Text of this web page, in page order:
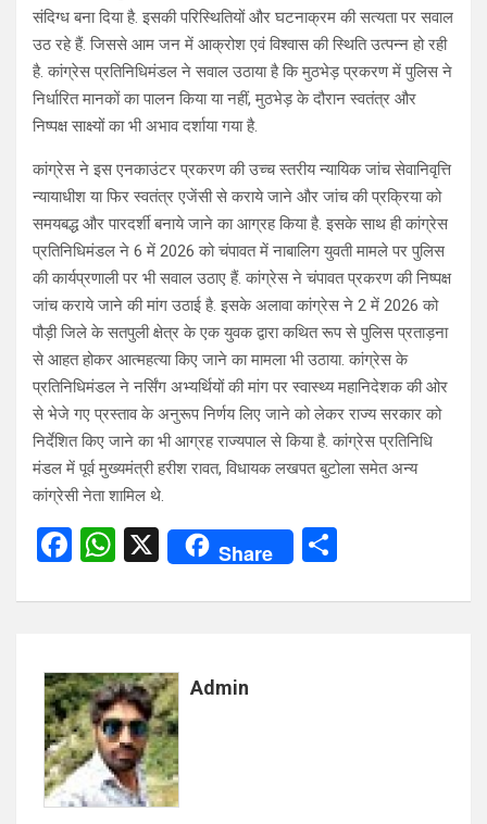
संदिग्ध बना दिया है. इसकी परिस्थितियों और घटनाक्रम की सत्यता पर सवाल
उठ रहे हैं. जिससे आम जन में आक्रोश एवं विश्वास की स्थिति उत्पन्न हो रही
है. कांग्रेस प्रतिनिधिमंडल ने सवाल उठाया है कि मुठभेड़ प्रकरण में पुलिस ने
निर्धारित मानकों का पालन किया या नहीं, मुठभेड़ के दौरान स्वतंत्र और
निष्पक्ष साक्ष्यों का भी अभाव दर्शाया गया है.
कांग्रेस ने इस एनकाउंटर प्रकरण की उच्च स्तरीय न्यायिक जांच सेवानिवृत्ति
न्यायाधीश या फिर स्वतंत्र एजेंसी से कराये जाने और जांच की प्रक्रिया को
समयबद्ध और पारदर्शी बनाये जाने का आग्रह किया है. इसके साथ ही कांग्रेस
प्रतिनिधिमंडल ने 6 में 2026 को चंपावत में नाबालिग युवती मामले पर पुलिस
की कार्यप्रणाली पर भी सवाल उठाए हैं. कांग्रेस ने चंपावत प्रकरण की निष्पक्ष
जांच कराये जाने की मांग उठाई है. इसके अलावा कांग्रेस ने 2 में 2026 को
पौड़ी जिले के सतपुली क्षेत्र के एक युवक द्वारा कथित रूप से पुलिस प्रताड़ना
से आहत होकर आत्महत्या किए जाने का मामला भी उठाया. कांग्रेस के
प्रतिनिधिमंडल ने नर्सिंग अभ्यर्थियों की मांग पर स्वास्थ्य महानिदेशक की ओर
से भेजे गए प्रस्ताव के अनुरूप निर्णय लिए जाने को लेकर राज्य सरकार को
निर्देशित किए जाने का भी आग्रह राज्यपाल से किया है. कांग्रेस प्रतिनिधि
मंडल में पूर्व मुख्यमंत्री हरीश रावत, विधायक लखपत बुटोला समेत अन्य
कांग्रेसी नेता शामिल थे.
F
ce
o
o
k
W
at
A
p
p
X Share
ar
Admin